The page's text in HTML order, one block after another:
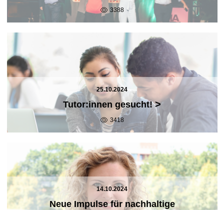
3388
25.10.2024
Tutor:innen gesucht!>
3418
14.10.2024
Neue Impulse für nachhaltige